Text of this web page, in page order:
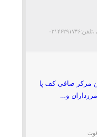
و صافی کف پا
،تلفن:۰۲۱۴۶۲۹۱۷۴۶
مرکز صافی کف پا
و...